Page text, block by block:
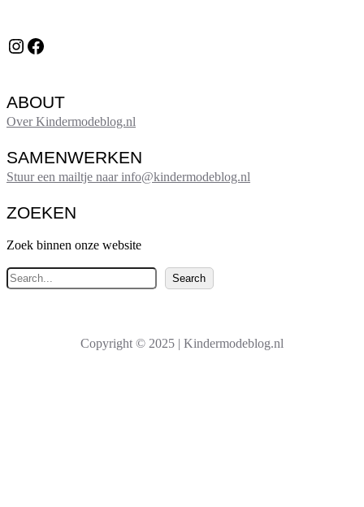
Instagram Facebook
ABOUT
Over Kindermodeblog.nl
SAMENWERKEN
Stuur een mailtje naar info@kindermodeblog.nl
ZOEKEN
Zoek binnen onze website
Z
o
e
Search
Copyright © 2025 | Kindermodeblog.nl